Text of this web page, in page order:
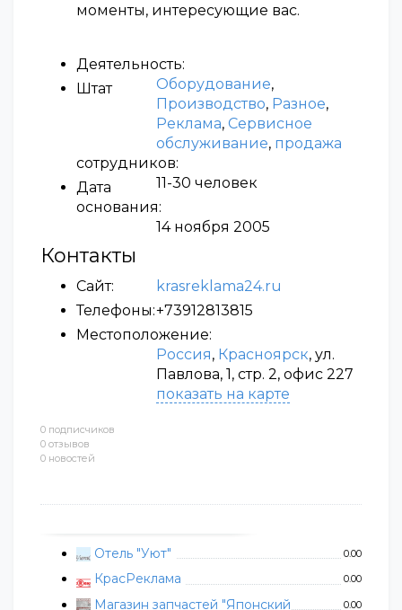
0 подписчиков
0 отзывов
0 новостей
Отель "Уют" 0.00
КрасРеклама 0.00
Магазин запчастей "Японский 0.00
моменты, интересующие вас.
Деятельность:
Оборудование,
Производство, Разное,
Реклама,Сервисное
обслуживание, продажа
Штат
сотрудников:
11-30 человек
Дата
основания:
14 ноября 2005
Контакты
Сайт:
krasreklama24.ru
Телефоны:+73912813815
Местоположение:
Россия, Красноярск, ул.
Павлова, 1, стр. 2, офис 227
показать на карте